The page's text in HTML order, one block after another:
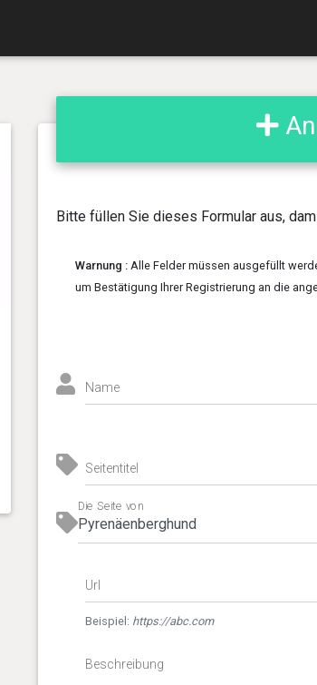
Bitte füllen Sie dieses Formular aus,
Warnung : Alle Felder müssen ausgefüllt
um Bestätigung Ihrer Registrierung an die
Name
Seitentitel
Die Seite von
Url
Beispiel: https://abc.com
Beschreibung